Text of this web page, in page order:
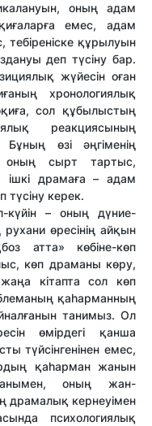
оның адам
емес, адам
тебіреніске құрылуын
деп түсіну бар.
жүйесін оған
хронологиялық
сол құбылыстың
реакциясының
өзі әңгіменің
оның сырт тартыс,
ішкі драмаға – адам
түсіну керек.
күйін – оның дүние-
өресінің айқын
атта» көбіне-көп
көп драманы көру,
кітапта сол көп
қаһарманның
танимыз. Ол
өмірдегі қанша
түйсінгенінен емес,
қаһарман жанын
оның жан-
драмалық кернеуімен
психологиялық